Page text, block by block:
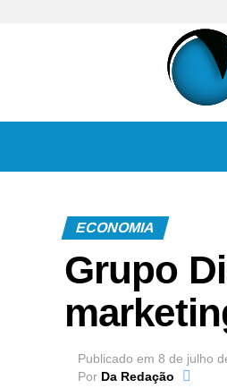
ECONOMIA
Grupo
Publicado em 8 de julho
Por Da Redação